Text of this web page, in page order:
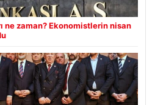
ne zaman? Ekonomistlerin nisan